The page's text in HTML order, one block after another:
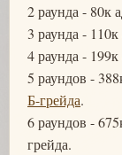
2 раунда - 80к
3 раунда -
4 раунда -
5 раундов -
Б-грейда.
6 раундов -
грейда.